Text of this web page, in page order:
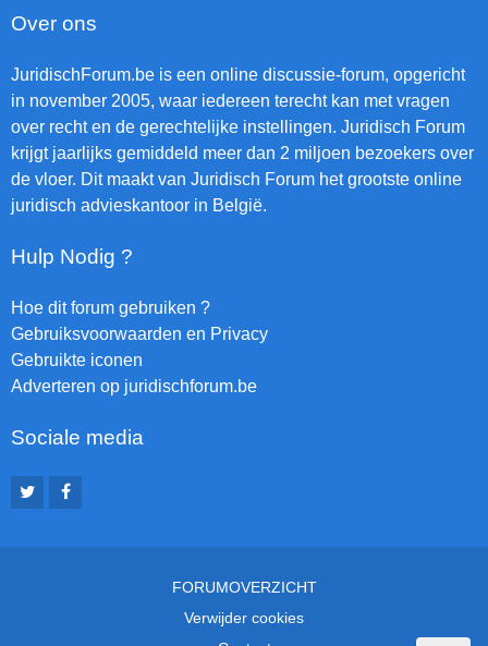
Over ons
JuridischForum.be is een online discussie-forum, opgericht
in november 2005, waar iedereen terecht kan met vragen
over recht en de gerechtelijke instellingen. Juridisch Forum
krijgt jaarlijks gemiddeld meer dan 2 miljoen bezoekers over
de vloer. Dit maakt van Juridisch Forum het grootste online
juridisch advieskantoor in België.
Hulp Nodig ?
Hoe dit forum gebruiken ?
Gebruiksvoorwaarden en Privacy
Gebruikte iconen
Adverteren op juridischforum.be
Sociale media
FORUMOVERZICHT
Verwijder cookies